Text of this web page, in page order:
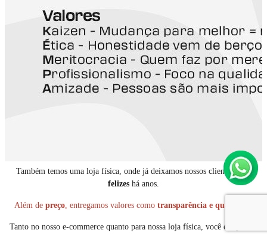
Também temos uma loja física, onde já deixamos nossos clientes mais
felizes há anos.
Além de preço, entregamos valores como transparência e qualidade
Tanto no nosso e-commerce quanto para nossa loja física, você é especial.